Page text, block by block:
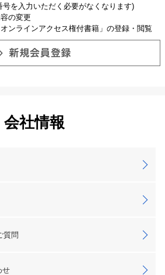
を入力いただく必要がなくなります)
の変更
ンラインアクセス権付書籍」の登録・閲覧
会社情報
質問
せ